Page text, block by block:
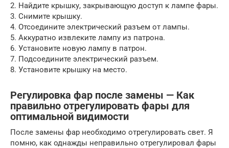
2. Найдите крышку, закрывающую доступ к лампе фары.
3. Снимите крышку.
4. Отсоедините электрический разъем от лампы.
5. Аккуратно извлеките лампу из патрона.
6. Установите новую лампу в патрон.
7. Подсоедините электрический разъем.
8. Установите крышку на место.
Регулировка фар после замены — Как
правильно отрегулировать фары для
оптимальной видимости
После замены фар необходимо отрегулировать свет. Я
помню, как однажды неправильно отрегулировал фары